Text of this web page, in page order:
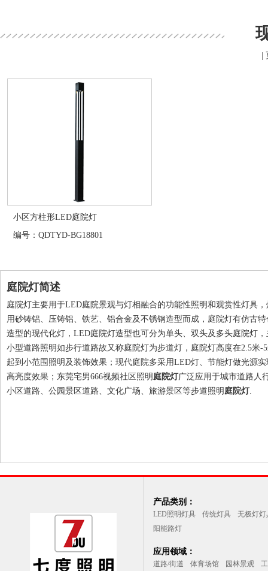
小区方柱形LED庭院灯
编号：QDTYD-BG18801
庭院灯简述
庭院灯主要用于LED庭院景观与灯相融合的功能性照明和观赏性灯具
用砂铸铝、压铸铝、铁艺、铝合金及不锈钢造型而成，庭院灯有仿古
造型的现代化灯，LED庭院灯造型也可分为单头、双头及多头庭院灯
小型道路照明如步行道路故又称庭院灯为步道灯，庭院灯高度在2.5米-
起到小范围照明及装饰效果；现代庭院多采用LED灯、节能灯做光源
高亮度效果；东莞宅男666视频社区照明 庭院灯广泛应用于城市道路人
小区道路、公园景区道路、文化广场、旅游景区等步道照明 庭院灯.
产品类别：
LED照明灯具 传统灯具
无极灯灯
阳能路灯
应用领域：
道路/街道 体育场馆 园林景观